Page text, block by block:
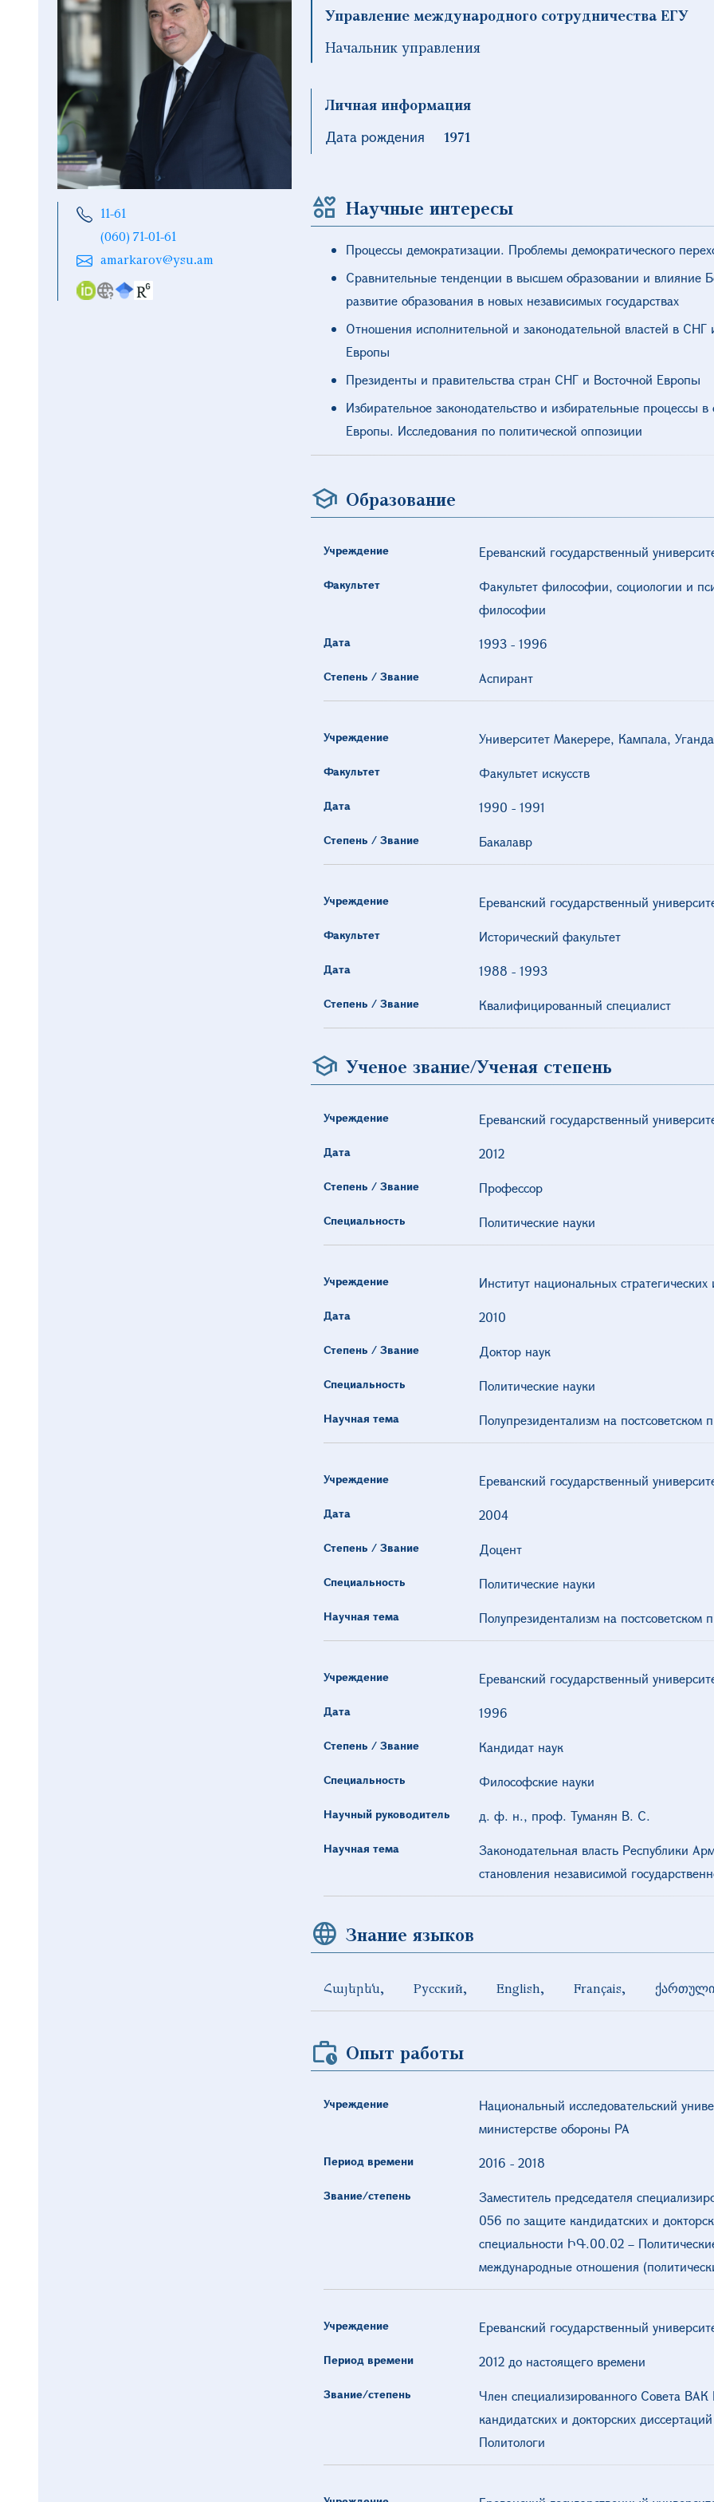
11-61
(060) 71-01-61
amarkarov@ysu.am
Управление международного сотрудничества ЕГУ
Начальник управления
Личная информация
Дата рождения
1971
Научные интересы
Процессы демократизации. Проблемы демократического
Сравнительные тенденции в высшем образовании и влияние
развитие образования в новых независимых государствах
Отношения исполнительной и законодательной властей в СНГ
Европы
Президенты и правительства стран СНГ и Восточной Европы
Избирательное законодательство и избирательные процессы
Европы. Исследования по политической оппозиции
Образование
Учреждение Ереванский государственный
Факультет
Факультет философии, социологии и
философии
Дата 1993- 1996
Степень / Звание Аспирант
Учреждение Университет Макерере, Кампала, Уганда
Факультет Факультет искусств
Дата 1990 - 1991
Степень / Звание Бакалавр
Учреждение Ереванский государственный
Факультет Исторический факультет
Дата 1988 - 1993
Степень / Звание Квалифицированный специалист
Ученое звание/Ученая степень
Учреждение Ереванский государственный
Дата 2012
Степень / Звание Профессор
Специальность Политические науки
Учреждение Институт национальных
Дата 2010
Степень / Звание Доктор наук
Специальность Политические науки
Научная тема Полупрезидентализм на постсоветском
Учреждение Ереванский государственный
Дата 2004
Степень / Звание Доцент
Специальность Политические науки
Научная тема Полупрезидентализм на постсоветском
Учреждение Ереванский государственный
Дата 1996
Степень / Звание Кандидат наук
Специальность Философские науки
Научный руководитель д. ф. н., проф. Туманян В. С.
Научная тема
Законодательная власть Республики
становления независимой
Знание языков
Հայերեն Русский English Français ქართული
Опыт работы
Учреждение
Национальный исследовательский
министерстве обороны РА
Период времени 2016 - 2018
Звание/степень
Заместитель председателя
056 по защите кандидатских и
специальности ԻԳ.00.02 –
международные отношения
Учреждение Ереванский государственный
Период времени 2012 до настоящего времени
Звание/степень
Член специализированного Совета
кандидатских и докторских
Политологи